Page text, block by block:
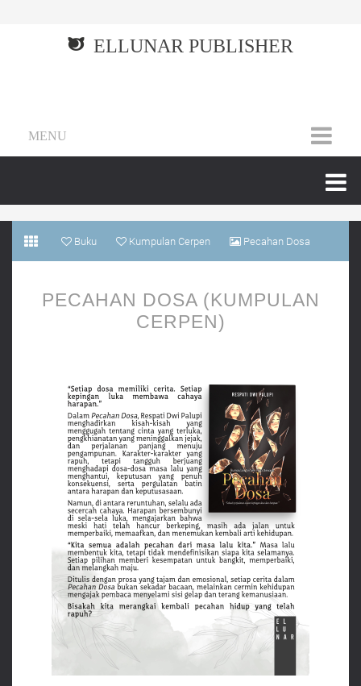
ELLUNAR PUBLISHER
MENU
Buku Kumpulan Cerpen Pecahan Dosa
PECAHAN DOSA (KUMPULAN
CERPEN)